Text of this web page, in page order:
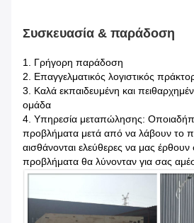
Συσκευασία & παράδοση
1. Γρήγορη παράδοση
2. Επαγγελματικός λογιστικός
3. Καλά εκπαιδευμένη και
ομάδα
4. Υπηρεσία μεταπώλησης:
προβλήματα μετά από να λάβουν το
αισθάνονται ελεύθερες να μας
προβλήματα θα λύνονταν για σας